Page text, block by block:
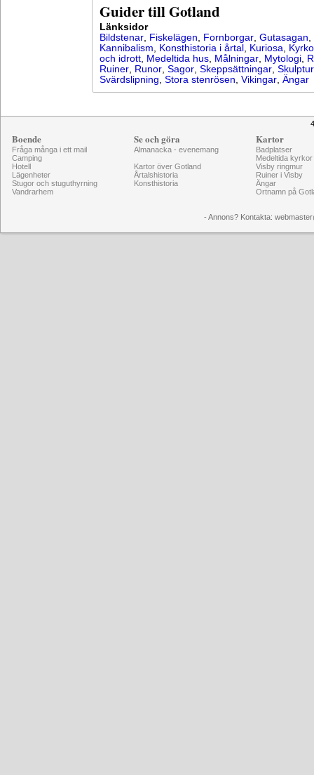
Guider till Gotland
Länksidor
Bildstenar, Fiskelägen, Fornborgar, Gutasagan,
Kannibalism, Konsthistoria i årtal , Kuriosa,
och idrott, Medeltida hus, Målningar, Mytologi,
Ruiner, Runor, Sagor, Skeppsättningar, Skulptur
Svärdslipning, Stora stenrösen, Vikingar, Ängar
Boende
Fråga många i ett mail
Camping
Hotell
Lägenheter
Stugor och stuguthyrning
Vandrarhem
Se och göra
Almanacka - evenemang
Kartor över Gotland
Årtalshistoria
Konsthistoria
Kartor
Badplatser
Medeltida kyrkor
Visby ringmur
Ruiner i Visby
Ängar
Ortnamn på
- Annons? Kontakta: